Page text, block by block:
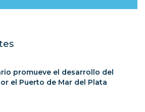
promueve el desarrollo del
el Puerto de Mar del Plata